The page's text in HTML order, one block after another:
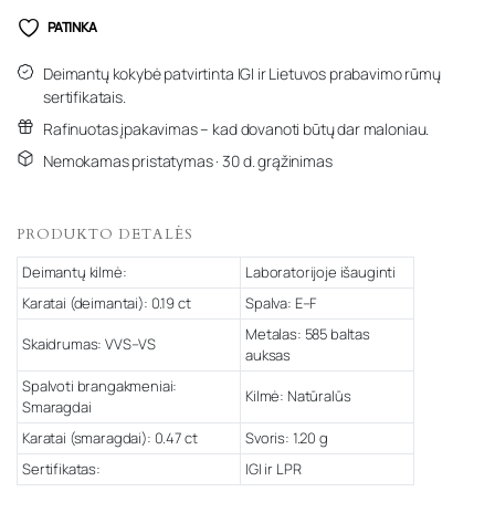
PATINKA
Deimantų kokybė patvirtinta IGI ir Lietuvos prabavimo rūmų
sertifikatais.
Rafinuotas įpakavimas – kad dovanoti būtų dar maloniau.
Nemokamas pristatymas · 30 d. grąžinimas
PRODUKTO DETALĖS
Deimantų kilmė:
Laboratorijoje išauginti
Karatai (deimantai): 0.19 ct
Spalva: E–F
Skaidrumas: VVS–VS
Metalas: 585 baltas
auksas
Spalvoti brangakmeniai:
Smaragdai
Kilmė: Natūralūs
Karatai (smaragdai): 0.47 ct
Svoris: 1.20 g
Sertifikatas:
IGI ir LPR